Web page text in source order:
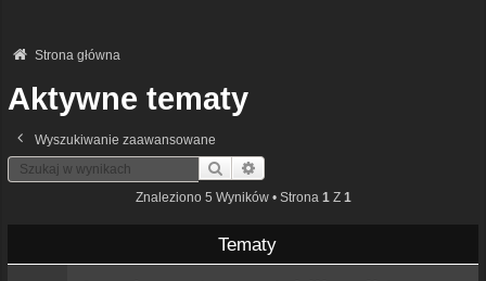
Strona główna
Aktywne tematy
Wyszukiwanie zaawansowane
Szukaj
Znaleziono 5 Wyników • Strona 1 Z 1
Tematy